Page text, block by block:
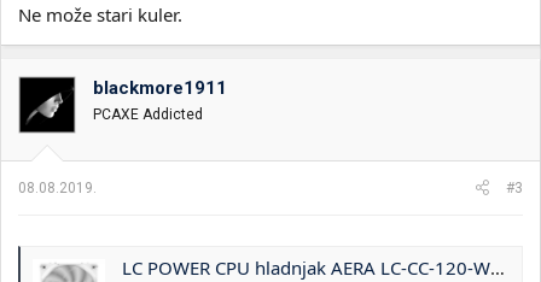
Ne može stari kuler.
blackmore1911
PCAXE Addicted
08.08.2019. #3
LC POWER CPU hladnjak AERA LC-CC-120-W4 – Vazdušno hlađenje